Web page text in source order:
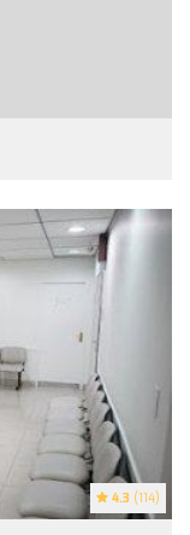
4.3 (114)